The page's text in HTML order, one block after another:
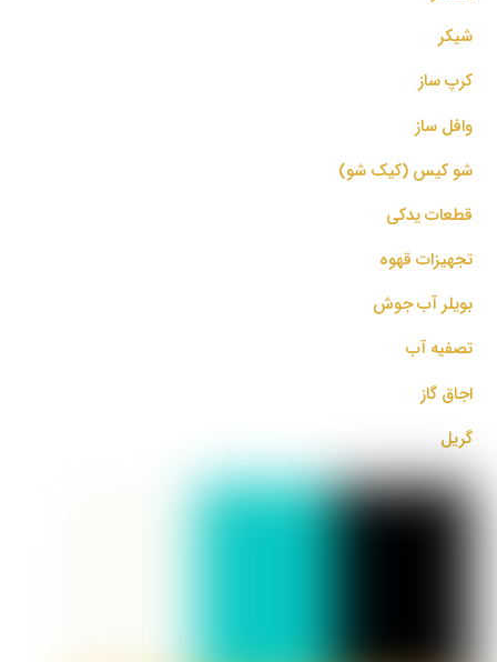
شیکر
کرپ ساز
وافل ساز
شو کیس (کیک شو)
قطعات یدکی
تجهیزات قهوه
بویلر آب جوش
تصفیه آب
اجاق گاز
گریل